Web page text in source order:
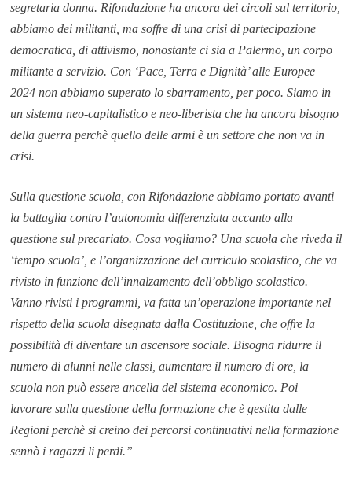
segretaria donna. Rifondazione ha ancora dei circoli sul territorio,
abbiamo dei militanti, ma soffre di una crisi di partecipazione
democratica, di attivismo, nonostante ci sia a Palermo, un corpo
militante a servizio. Con ‘Pace, Terra e Dignità’ alle Europee
2024 non abbiamo superato lo sbarramento, per poco. Siamo in
un sistema neo-capitalistico e neo-liberista che ha ancora bisogno
della guerra perchè quello delle armi è un settore che non va in
crisi.
Sulla questione scuola, con Rifondazione abbiamo portato avanti
la battaglia contro l’autonomia differenziata accanto alla
questione sul precariato. Cosa vogliamo? Una scuola che riveda il
‘tempo scuola’, e l’organizzazione del curriculo scolastico, che va
rivisto in funzione dell’innalzamento dell’obbligo scolastico.
Vanno rivisti i programmi, va fatta un’operazione importante nel
rispetto della scuola disegnata dalla Costituzione, che offre la
possibilità di diventare un ascensore sociale. Bisogna ridurre il
numero di alunni nelle classi, aumentare il numero di ore, la
scuola non può essere ancella del sistema economico. Poi
lavorare sulla questione della formazione che è gestita dalle
Regioni perchè si creino dei percorsi continuativi nella formazione
sennò i ragazzi li perdi.”